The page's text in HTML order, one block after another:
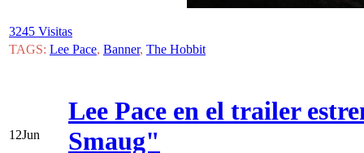
3245 Visitas
TAGS: Lee Pace, Banner, The Hobbit
12Jun
Lee Pace en el trailer
Smaug"